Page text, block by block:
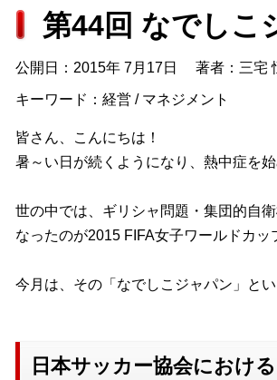
第44回 なでしこ
公開日：2015年 7月17日 著者：三宅
キーワード：経営 / マネジメント
皆さん、こんにちは！
暑～い日が続くようになり、熱中症を
世の中では、ギリシャ問題・集団的自
なったのが2015 FIFA女子ワールドカッ
今月は、その「なでしこジャパン」と
日本サッカー協会におけ